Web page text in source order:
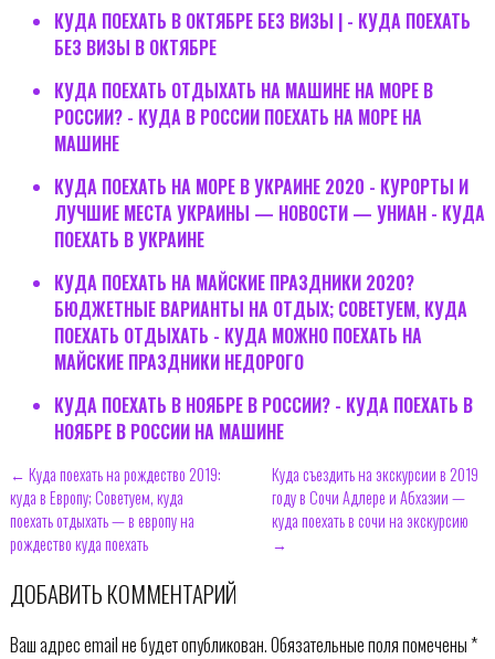
КУДА ПОЕХАТЬ В ОКТЯБРЕ БЕЗ ВИЗЫ | - КУДА ПОЕХАТЬ
БЕЗ ВИЗЫ В ОКТЯБРЕ
КУДА ПОЕХАТЬ ОТДЫХАТЬ НА МАШИНЕ НА МОРЕ В
РОССИИ? - КУДА В РОССИИ ПОЕХАТЬ НА МОРЕ НА
МАШИНЕ
КУДА ПОЕХАТЬ НА МОРЕ В УКРАИНЕ 2020 - КУРОРТЫ И
ЛУЧШИЕ МЕСТА УКРАИНЫ — НОВОСТИ — УНИАН - КУДА
ПОЕХАТЬ В УКРАИНЕ
КУДА ПОЕХАТЬ НА МАЙСКИЕ ПРАЗДНИКИ 2020?
БЮДЖЕТНЫЕ ВАРИАНТЫ НА ОТДЫХ; СОВЕТУЕМ, КУДА
ПОЕХАТЬ ОТДЫХАТЬ - КУДА МОЖНО ПОЕХАТЬ НА
МАЙСКИЕ ПРАЗДНИКИ НЕДОРОГО
КУДА ПОЕХАТЬ В НОЯБРЕ В РОССИИ? - КУДА ПОЕХАТЬ В
НОЯБРЕ В РОССИИ НА МАШИНЕ
← Куда поехать на рождество 2019:
куда в Европу; Советуем, куда
поехать отдыхать — в европу на
рождество куда поехать
Куда съездить на экскурсии в 2019
году в Сочи Адлере и Абхазии —
куда поехать в сочи на экскурсию
→
ДОБАВИТЬ КОММЕНТАРИЙ
Ваш адрес email не будет опубликован.Обязательные поля помечены*